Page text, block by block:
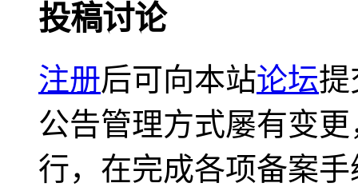
投稿讨论
注册后可向本站论坛提
公告管理方式屡有变
行，在完成各项备案